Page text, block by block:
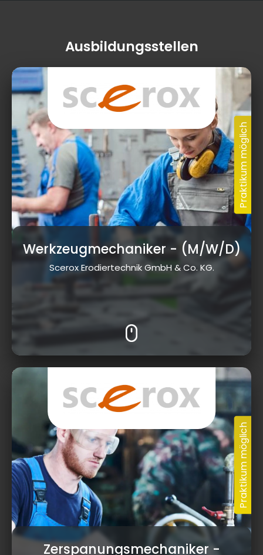
Ausbildungsstellen
Dr.-Ludwig-Vierling-Str. 12, 96257 Redwitz
a.d.Rodach
Werkzeugmechaniker - (M/W/D)
Scerox Erodiertechnik GmbH & Co. KG.
Dr.-Ludwig-Vierling-Str. 12, 96257 Redwitz
a.d.Rodach
Zerspanungsmechaniker -